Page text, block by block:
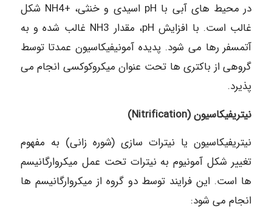
در محیط های آبی با pH اسیدی و خنثی، +NH4 شکل
غالب است. با افزایش pH، مقدار NH3 غالب شده و به
آتمسفر رها می شود. پدیده آمونیفیکاسیون عمدتا توسط
گروهی از باکتری ها تحت عنوان میکروکوکسی انجام می
پذیرد.
نیتریفیکاسیون (Nitrification)
نیتریفیکاسیون یا نیترات سازی (شوره زانی) به مفهوم
تغییر شکل آمونیوم به نیترات تحت عمل میکروارگانیسم
ها است. این فرایند توسط دو گروه از میکروارگانیسم ها
انجام می شود: